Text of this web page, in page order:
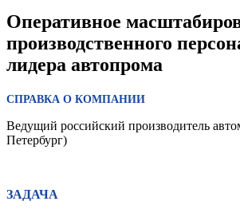
Оперативное
производственного
лидера автопрома
СПРАВКА О КОМПАНИИ
Ведущий российский производитель
Петербург)
ЗАДАЧА